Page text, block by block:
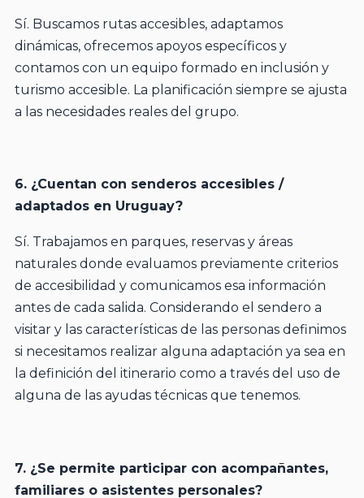
Sí. Buscamos rutas accesibles, adaptamos
dinámicas, ofrecemos apoyos específicos y
contamos con un equipo formado en inclusión y
turismo accesible. La planificación siempre se ajusta
a las necesidades reales del grupo.
6. ¿Cuentan con senderos accesibles /
adaptados en Uruguay?
Sí. Trabajamos en parques, reservas y áreas
naturales donde evaluamos previamente criterios
de accesibilidad y comunicamos esa información
antes de cada salida. Considerando el sendero a
visitar y las características de las personas definimos
si necesitamos realizar alguna adaptación ya sea en
la definición del itinerario como a través del uso de
alguna de las ayudas técnicas que tenemos.
7. ¿Se permite participar con acompañantes,
familiares o asistentes personales?